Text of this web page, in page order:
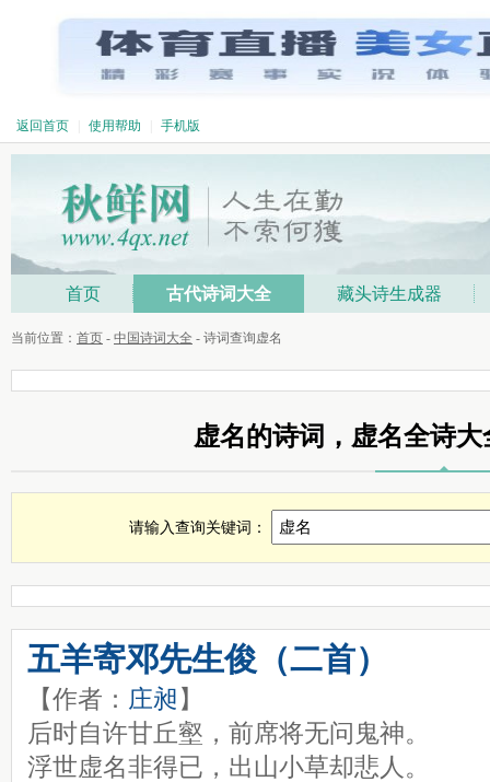
返回首页 使用帮助 手机版
虚名诗词，虚名古诗查询，虚名全诗，虚名诗句全集
首页 古代诗词大全 藏头诗生成器
当前位置： 首页 - 中国诗词大全 - 诗词查询虚名
虚名的诗词，虚名全诗
请输入查询关键词：
五羊寄邓先生俊（二首）
【作者： 庄昶 】
后时自许甘丘壑，前席将无问鬼神。
浮世虚名非得已，出山小草却悲人。